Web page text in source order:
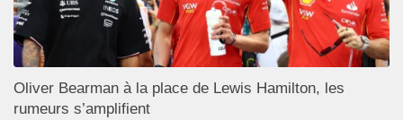
Oliver Bearman à la place de Lewis Hamilton, les
rumeurs s’amplifient